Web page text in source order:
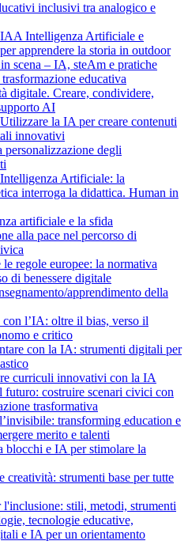
inclusivi tra analogico e
Intelligenza Artificiale e
apprendere la storia in outdoor
scena – IA, steAm e pratiche
educativa
digitale. Creare, condividere,
AI
la IA per creare contenuti
innovativi
degli
Artificiale: la
interroga la didattica. Human in
artificiale e la sfida
alla pace nel percorso di
regole europee: la normativa
di benessere digitale
apprendimento della
l’IA: oltre il bias, verso il
e critico
con la IA: strumenti digitali per
curriculi innovativi con la IA
costruire scenari civici con
trasformativa
transforming education e
merito e talenti
blocchi e IA per stimolare la
creatività: strumenti base per tutte
stili, metodi, strumenti
tecnologie educative,
e IA per un orientamento